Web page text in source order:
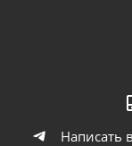
Написать